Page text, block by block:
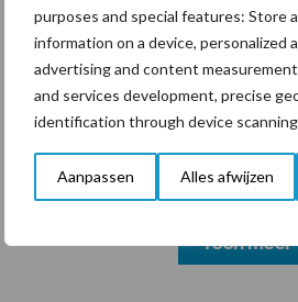
purposes and special features: Store
information on a device, personalized
advertising and content
and services development, precise
identification through device
Aanpassen Alles afwijzen
Mastitis
Toon meer